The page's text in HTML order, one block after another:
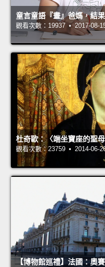
童言童語『畫』爸媽，結
觀看次數：19937 • 2017-08-
杜奇歐：〈端坐寶座的聖
觀看次數：23759 • 2014-06-
【博物館巡禮】法國：奧